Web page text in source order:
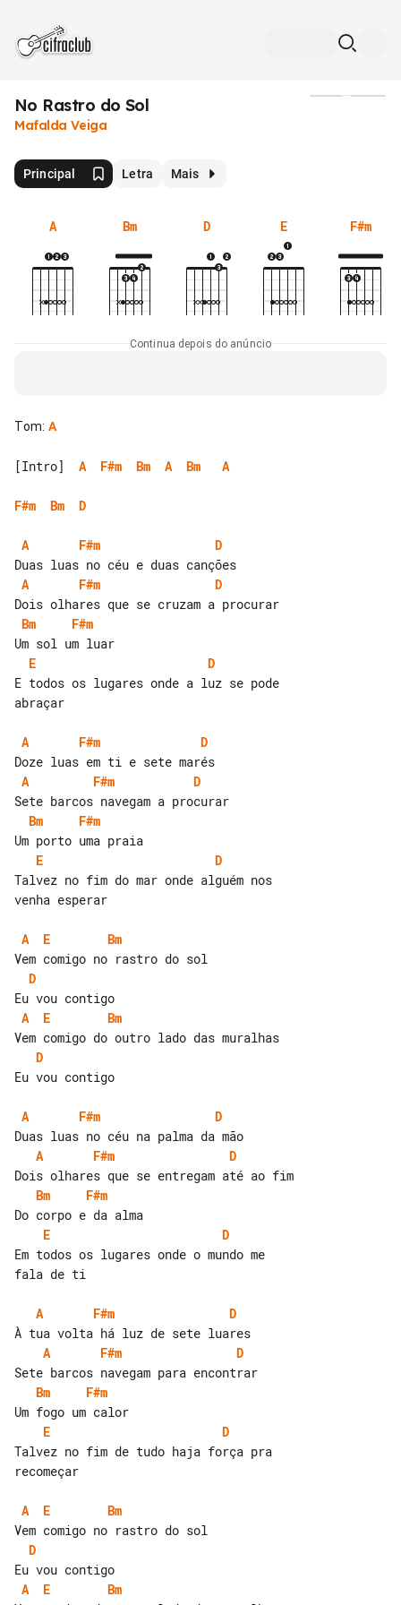
No Rastro do Sol
Mafalda Veiga
Principal Letra Mais
A Bm D E F#m
Continua depois do anúncio
Tom: A
[Intro] A F#m Bm A Bm A
F#m Bm D
A F#m
D
A
F#m
D
Bm
F#m
E
D
E todos os lugares onde a luz se pode
abraçar
A F#m
D
A
F#m
D
Bm
F#m
E
D
Talvez no fim do mar onde alguém nos
venha esperar
A E
Bm
D
A
E
Bm
D
Eu vou contigo
A F#m
D
A
F#m
D
Bm
F#m
E
D
Em todos os lugares onde o mundo me
fala de ti
A F#m
D
A
F#m
D
Bm
F#m
E
D
Talvez no fim de tudo haja força pra
recomeçar
A E
Bm
D
A
E
Bm